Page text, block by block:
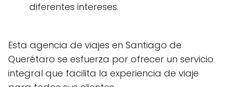
diferentes intereses.
Esta agencia de viajes en Santiago de
Querétaro se esfuerza por ofrecer un servicio
integral que facilita la experiencia de viaje